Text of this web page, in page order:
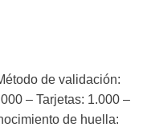
de validación:
– Tarjetas: 1.000 –
de huella: